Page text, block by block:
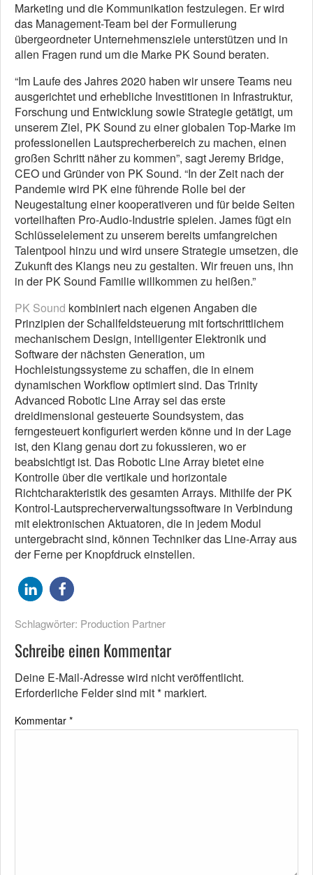
Marketing und die Kommunikation festzulegen. Er wird
das Management-Team bei der Formulierung
übergeordneter Unternehmensziele unterstützen und in
allen Fragen rund um die Marke PK Sound beraten.
“Im Laufe des Jahres 2020 haben wir unsere Teams neu
ausgerichtet und erhebliche Investitionen in Infrastruktur,
Forschung und Entwicklung sowie Strategie getätigt, um
unserem Ziel, PK Sound zu einer globalen Top-Marke im
professionellen Lautsprecherbereich zu machen, einen
großen Schritt näher zu kommen”, sagt Jeremy Bridge,
CEO und Gründer von PK Sound. “In der Zeit nach der
Pandemie wird PK eine führende Rolle bei der
Neugestaltung einer kooperativeren und für beide Seiten
vorteilhaften Pro-Audio-Industrie spielen. James fügt ein
Schlüsselelement zu unserem bereits umfangreichen
Talentpool hinzu und wird unsere Strategie umsetzen, die
Zukunft des Klangs neu zu gestalten. Wir freuen uns, ihn
in der PK Sound Familie willkommen zu heißen.”
PK Sound kombiniert nach eigenen Angaben die
Prinzipien der Schallfeldsteuerung mit fortschrittlichem
mechanischem Design, intelligenter Elektronik und
Software der nächsten Generation, um
Hochleistungssysteme zu schaffen, die in einem
dynamischen Workflow optimiert sind. Das Trinity
Advanced Robotic Line Array sei das erste
dreidimensional gesteuerte Soundsystem, das
ferngesteuert konfiguriert werden könne und in der Lage
ist, den Klang genau dort zu fokussieren, wo er
beabsichtigt ist. Das Robotic Line Array bietet eine
Kontrolle über die vertikale und horizontale
Richtcharakteristik des gesamten Arrays. Mithilfe der PK
Kontrol-Lautsprecherverwaltungssoftware in Verbindung
mit elektronischen Aktuatoren, die in jedem Modul
untergebracht sind, können Techniker das Line-Array aus
der Ferne per Knopfdruck einstellen.
Schlagwörter: Production Partner
Schreibe einen Kommentar
Deine E-Mail-Adresse wird nicht veröffentlicht.
Erforderliche Felder sind mit* markiert.
Kommentar *